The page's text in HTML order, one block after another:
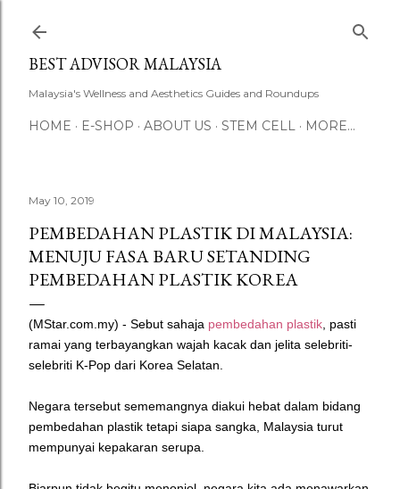
BEST ADVISOR MALAYSIA
Malaysia's Wellness and Aesthetics Guides and Roundups
HOME E-SHOP ABOUT US STEM CELL MORE…
May 10, 2019
PEMBEDAHAN PLASTIK DI MALAYSIA:
MENUJU FASA BARU SETANDING
PEMBEDAHAN PLASTIK KOREA
(MStar.com.my) - Sebut sahaja pembedahan plastik , pasti
ramai yang terbayangkan wajah kacak dan jelita selebriti-
selebriti K-Pop dari Korea Selatan.
Negara tersebut sememangnya diakui hebat dalam bidang
pembedahan plastik tetapi siapa sangka, Malaysia turut
mempunyai kepakaran serupa.